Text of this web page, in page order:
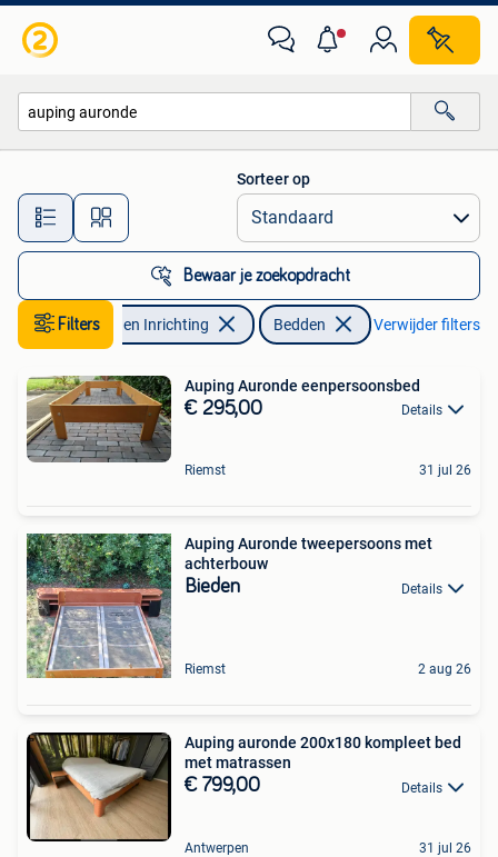
Alle afstanden…
Sorteer op
Bewaar je zoekopdracht
FiltersHuis en Inrichting Bedden Verwijder filters
Auping Auronde eenpersoonsbed
€ 295,00 Details
Riemst 31 jul 26
Auping Auronde tweepersoons met
achterbouw
Bieden Details
Riemst 2 aug 26
Auping auronde 200x180 kompleet bed
met matrassen
€ 799,00 Details
Antwerpen 31 jul 26